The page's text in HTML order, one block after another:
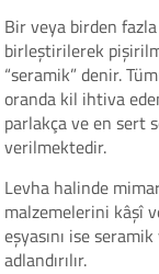
Bir veya birden
birleştirilerek
“seramik” denir.
oranda kil ihtiva
parlakça ve en sert
verilmektedir.
Levha halinde
malzemelerini kâşî
eşyasını ise
adlandırılır.